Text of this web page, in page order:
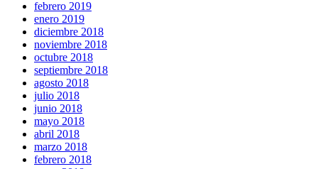
febrero 2019
enero 2019
diciembre 2018
noviembre 2018
octubre 2018
septiembre 2018
agosto 2018
julio 2018
junio 2018
mayo 2018
abril 2018
marzo 2018
febrero 2018